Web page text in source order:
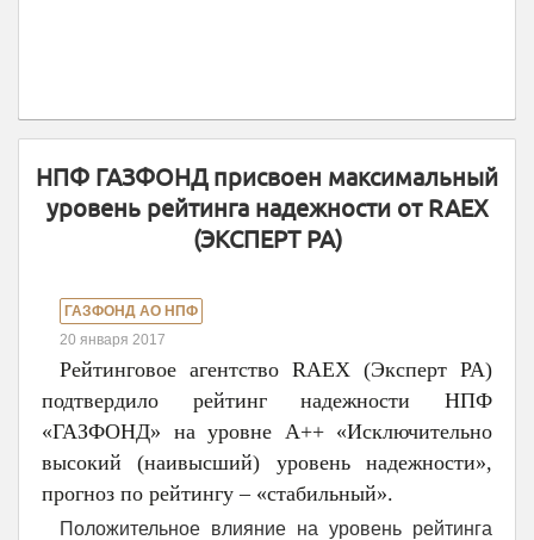
НПФ ГАЗФОНД присвоен максимальный
уровень рейтинга надежности от RAEX
(ЭКСПЕРТ РА)
ГАЗФОНД АО НПФ
20 января 2017
Рейтинговое агентство RAEX (Эксперт РА)
подтвердило рейтинг надежности НПФ
«ГАЗФОНД» на уровне А++ «Исключительно
высокий (наивысший) уровень надежности»,
прогноз по рейтингу – «стабильный».
Положительное влияние на уровень рейтинга